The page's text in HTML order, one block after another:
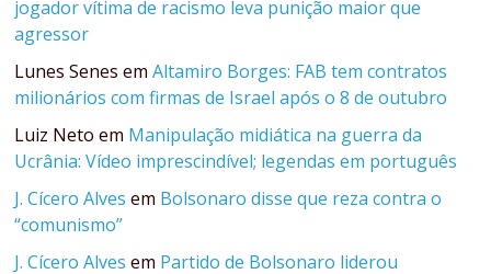
jogador vítima de racismo leva punição maior que
agressor
Lunes Senes emAltamiro Borges: FAB tem contratos
milionários com firmas de Israel após o 8 de outubro
Luiz Neto em Manipulação midiática na guerra da
Ucrânia: Vídeo imprescindível; legendas em português
J. Cícero Alves em Bolsonaro disse que reza contra o
“comunismo”
J. Cícero Alves em Partido de Bolsonaro liderou